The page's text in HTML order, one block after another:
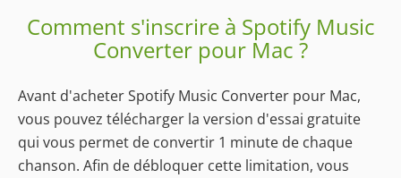
Comment s'inscrire à Spotify Music
Converter pour Mac ?
Avant d'acheter Spotify Music Converter pour Mac,
vous pouvez télécharger la version d'essai gratuite
qui vous permet de convertir 1 minute de chaque
chanson. Afin de débloquer cette limitation, vous